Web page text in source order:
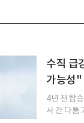
수직 급
가능성"
4년 전 탑
사 간 다툼